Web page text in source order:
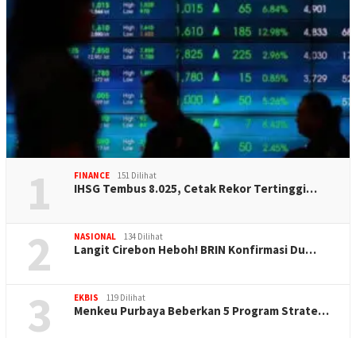
1 FINANCE 151 Dilihat
IHSG Tembus 8.025, Cetak Rekor Tertinggi…
2 NASIONAL 134 Dilihat
Langit Cirebon Heboh! BRIN Konfirmasi Du…
3 EKBIS 119 Dilihat
Menkeu Purbaya Beberkan 5 Program Strate…